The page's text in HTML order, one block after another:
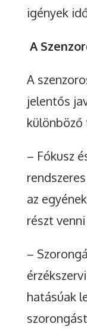
igények
A
A
jelentős
különböző
– Fókusz
az
részt
–
hatásúak